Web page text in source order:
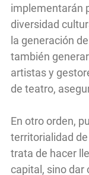
implementarán
diversidad
la generación
también
artistas y
de teatro,
En otro orden,
territorialidad
trata de hacer
capital, sino dar